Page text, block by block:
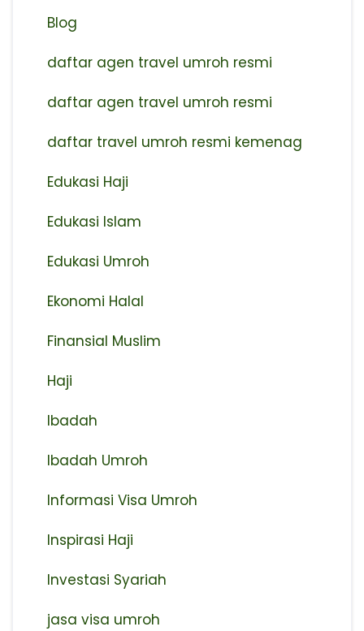
Blog
daftar agen travel umroh resmi
⁠daftar agen travel umroh resmi
daftar travel umroh resmi kemenag
Edukasi Haji
Edukasi Islam
Edukasi Umroh
Ekonomi Halal
Finansial Muslim
Haji
Ibadah
Ibadah Umroh
Informasi Visa Umroh
Inspirasi Haji
Investasi Syariah
jasa visa umroh